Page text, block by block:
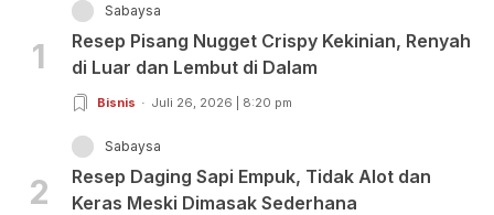
1
Sabaysa
Resep Pisang Nugget Crispy Kekinian, Renyah
di Luar dan Lembut di Dalam
Bisnis Juli 26, 2026 | 8:20 pm
2
Sabaysa
Resep Daging Sapi Empuk, Tidak Alot dan
Keras Meski Dimasak Sederhana